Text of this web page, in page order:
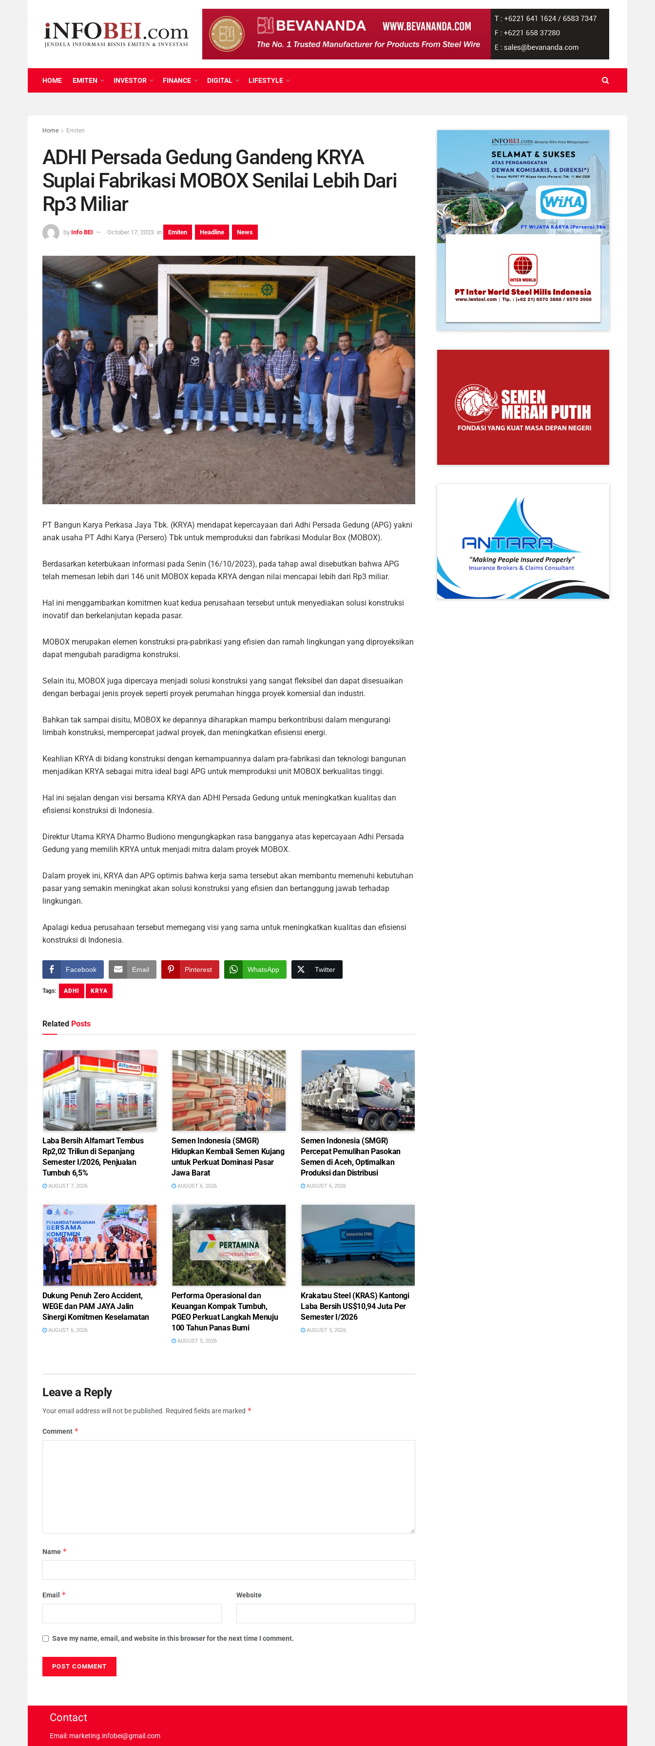
HOME EMITEN INVESTOR FINANCE DIGITAL LIFESTYLE
Home Emiten
ADHI Persada Gedung Gandeng KRYA
Suplai Fabrikasi MOBOX Senilai Lebih Dari
Rp3 Miliar
by Info BEI October 17, 2023 in Emiten Headline News
PT Bangun Karya Perkasa Jaya Tbk. (KRYA) mendapat kepercayaan dari Adhi Persada Gedung (APG) yakni
anak usaha PT Adhi Karya (Persero) Tbk untuk memproduksi dan fabrikasi Modular Box (MOBOX).
Berdasarkan keterbukaan informasi pada Senin (16/10/2023), pada tahap awal disebutkan bahwa APG
telah memesan lebih dari 146 unit MOBOX kepada KRYA dengan nilai mencapai lebih dari Rp3 miliar.
Hal ini menggambarkan komitmen kuat kedua perusahaan tersebut untuk menyediakan solusi konstruksi
inovatif dan berkelanjutan kepada pasar.
MOBOX merupakan elemen konstruksi pra-pabrikasi yang efisien dan ramah lingkungan yang diproyeksikan
dapat mengubah paradigma konstruksi.
Selain itu, MOBOX juga dipercaya menjadi solusi konstruksi yang sangat fleksibel dan dapat disesuaikan
dengan berbagai jenis proyek seperti proyek perumahan hingga proyek komersial dan industri.
Bahkan tak sampai disitu, MOBOX ke depannya diharapkan mampu berkontribusi dalam mengurangi
limbah konstruksi, mempercepat jadwal proyek, dan meningkatkan efisiensi energi.
Keahlian KRYA di bidang konstruksi dengan kemampuannya dalam pra-fabrikasi dan teknologi bangunan
menjadikan KRYA sebagai mitra ideal bagi APG untuk memproduksi unit MOBOX berkualitas tinggi.
Hal ini sejalan dengan visi bersama KRYA dan ADHI Persada Gedung untuk meningkatkan kualitas dan
efisiensi konstruksi di Indonesia.
Direktur Utama KRYA Dharmo Budiono mengungkapkan rasa bangganya atas kepercayaan Adhi Persada
Gedung yang memilih KRYA untuk menjadi mitra dalam proyek MOBOX.
Dalam proyek ini, KRYA dan APG optimis bahwa kerja sama tersebut akan membantu memenuhi kebutuhan
pasar yang semakin meningkat akan solusi konstruksi yang efisien dan bertanggung jawab terhadap
lingkungan.
Apalagi kedua perusahaan tersebut memegang visi yang sama untuk meningkatkan kualitas dan efisiensi
konstruksi di Indonesia.
Facebook Email Pinterest WhatsApp Twitter
Tags: ADHI KRYA
Related Posts
Laba Bersih Alfamart Tembus
Rp2,02 Triliun di Sepanjang
Semester I/2026, Penjualan
Tumbuh 6,5%
AUGUST 7, 2026
Semen Indonesia (SMGR)
Hidupkan Kembali Semen Kujang
untuk Perkuat Dominasi Pasar
Jawa Barat
AUGUST 6, 2026
Semen Indonesia (SMGR)
Percepat Pemulihan Pasokan
Semen di Aceh, Optimalkan
Produksi dan Distribusi
AUGUST 6, 2026
Dukung Penuh Zero Accident,
WEGE dan PAM JAYA Jalin
Sinergi Komitmen Keselamatan
AUGUST 6, 2026
Performa Operasional dan
Keuangan Kompak Tumbuh,
PGEO Perkuat Langkah Menuju
100 Tahun Panas Bumi
AUGUST 5, 2026
Krakatau Steel (KRAS) Kantongi
Laba Bersih US$10,94 Juta Per
Semester I/2026
AUGUST 5, 2026
Leave a Reply
Your email address will not be published. Required fields are marked *
Comment *
Name *
Email * Website
Save my name, email, and website in this browser for the next time I comment.
Contact
Email: marketing.infobei@gmail.com